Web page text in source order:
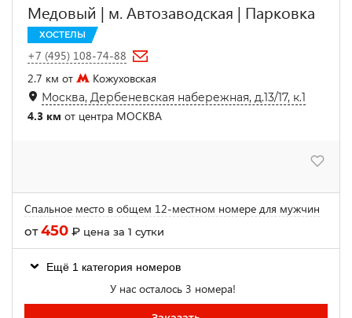
Медовый | м. Автозаводская | Парковка
ХОСТЕЛЫ
+7 (495) 108-74-88
2.7 км от
Кожуховская
Москва, Дербеневская набережная, д.13/17, к.1
4.3 км от центра МОСКВА
Спальное место в общем 12-местном номере для мужчин
от450 ₽ цена за 1 сутки
Ещё 1 категория номеров
У нас осталось 3 номера!